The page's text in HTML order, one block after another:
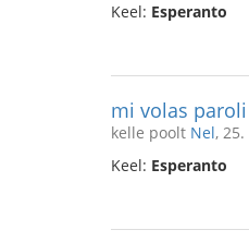
Keel: Esperanto
mi volas
kelle poolt Nel,
Keel: Esperanto